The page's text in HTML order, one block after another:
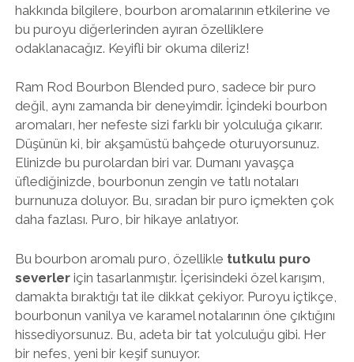
hakkında bilgilere, bourbon aromalarının etkilerine ve
bu puroyu diğerlerinden ayıran özelliklere
odaklanacağız. Keyifli bir okuma dileriz!
Ram Rod Bourbon Blended puro, sadece bir puro
değil, aynı zamanda bir deneyimdir. İçindeki bourbon
aromaları, her nefeste sizi farklı bir yolculuğa çıkarır.
Düşünün ki, bir akşamüstü bahçede oturuyorsunuz.
Elinizde bu purolardan biri var. Dumanı yavaşça
üflediğinizde, bourbonun zengin ve tatlı notaları
burnunuza doluyor. Bu, sıradan bir puro içmekten çok
daha fazlası. Puro, bir hikaye anlatıyor.
Bu bourbon aromalı puro, özellikle tutkulu puro
severleriçin tasarlanmıştır. İçerisindeki özel karışım,
damakta bıraktığı tat ile dikkat çekiyor. Puroyu içtikçe,
bourbonun vanilya ve karamel notalarının öne çıktığını
hissediyorsunuz. Bu, adeta bir tat yolculuğu gibi. Her
bir nefes, yeni bir keşif sunuyor.